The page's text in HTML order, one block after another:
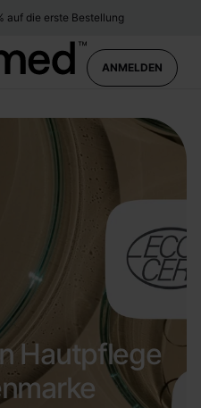
auf die erste Bestellung
ANMELDEN
Hautpflege